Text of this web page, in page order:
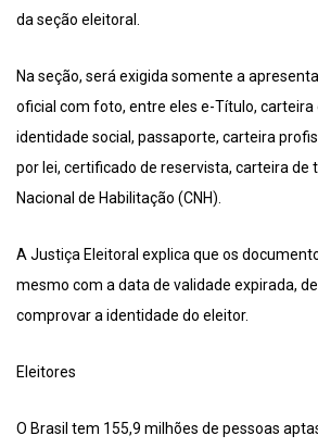
da seção eleitoral.
Na seção, será exigida somente a
oficial com foto, entre eles e-Título, carteira
identidade social, passaporte, carteira
por lei, certificado de reservista, carteira de
Nacional de Habilitação (CNH).
A Justiça Eleitoral explica que os
mesmo com a data de validade expirada,
comprovar a identidade do eleitor.
Eleitores
O Brasil tem 155,9 milhões de pessoas